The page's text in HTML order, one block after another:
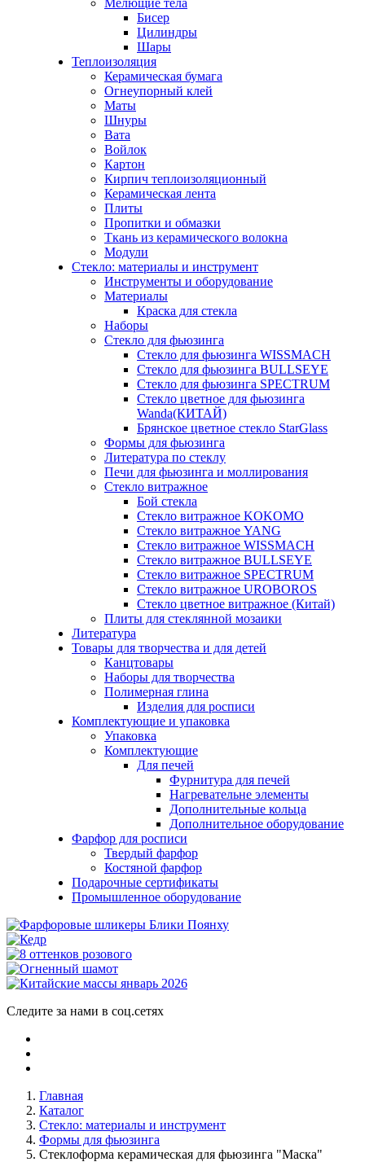
Мелющие тела
Бисер
Цилиндры
Шары
Теплоизоляция
Керамическая бумага
Огнеупорный клей
Маты
Шнуры
Вата
Войлок
Картон
Кирпич теплоизоляционный
Керамическая лента
Плиты
Пропитки и обмазки
Ткань из керамического волокна
Модули
Стекло: материалы и инструмент
Инструменты и оборудование
Материалы
Краска для стекла
Наборы
Стекло для фьюзинга
Стекло для фьюзинга WISSMACH
Стекло для фьюзинга BULLSEYE
Стекло для фьюзинга SPECTRUM
Стекло цветное для фьюзинга
Wanda(КИТАЙ)
Брянское цветное стекло StarGlass
Формы для фьюзинга
Литература по стеклу
Печи для фьюзинга и моллирования
Стекло витражное
Бой стекла
Стекло витражное KOKOMO
Стекло витражное YANG
Стекло витражное WISSMACH
Стекло витражное BULLSEYE
Стекло витражное SPECTRUM
Стекло витражное UROBOROS
Стекло цветное витражное (Китай)
Плиты для стеклянной мозаики
Литература
Товары для творчества и для детей
Канцтовары
Наборы для творчества
Полимерная глина
Изделия для росписи
Комплектующие и упаковка
Упаковка
Комплектующие
Для печей
Фурнитура для печей
Нагревательне элементы
Дополнительные кольца
Дополнительное оборудование
Фарфор для росписи
Твердый фарфор
Костяной фарфор
Подарочные сертификаты
Промышленное оборудование
Следите за нами в соц.сетях
Главная
Каталог
Стекло: материалы и инструмент
Формы для фьюзинга
Стеклоформа керамическая для фьюзинга "Маска"